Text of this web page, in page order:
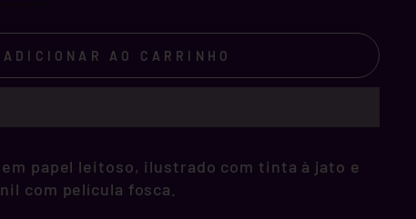
ADICIONAR AO CARRINHO
papel leitoso, ilustrado com tinta à jato e
com película fosca.